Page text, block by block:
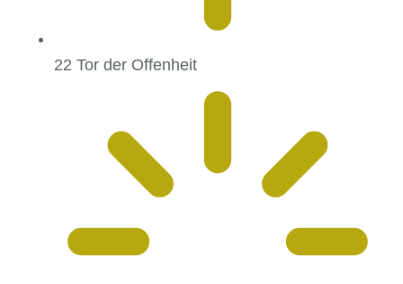
22 Tor der Offenheit